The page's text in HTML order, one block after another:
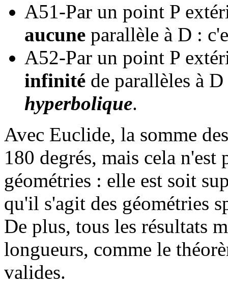
A51-Par un point P
aucune parallèle à D :
A52-Par un point P
infinité de parallèles à
hyperbolique.
Avec Euclide, la somme
180 degrés, mais cela
géométries : elle est soit
qu'il s'agit des géométries
De plus, tous les résultats
longueurs, comme le
valides.